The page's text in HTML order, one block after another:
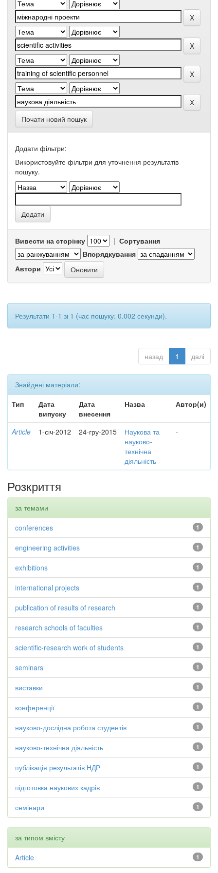
Почати новий пошук
Додати фільтри:
Використовуйте фільтри для уточнення результатів
пошуку.
Вивести на сторінку | Сортування
Впорядкування
Автори
Результати 1-1 зі 1 (час пошуку: 0.002 секунди).
назад 1 далі
Знайдені матеріали:
Тип
Дата
випуску
Дата
внесення
Назва Автор(и)
Article 1-січ-2012 24-гру-2015
Наукова та
науково-
технічна
діяльність
-
Розкриття
за темами
1
conferences
1
engineering activities
1
exhibitions
1
international projects
1
publication of results of research
1
research schools of faculties
1
scientific-research work of students
1
seminars
1
виставки
1
конференції
1
науково-дослідна робота студентів
1
науково-технічна діяльність
1
публікація результатів НДР
1
підготовка наукових кадрів
1
семінари
за типом вмісту
1
Article